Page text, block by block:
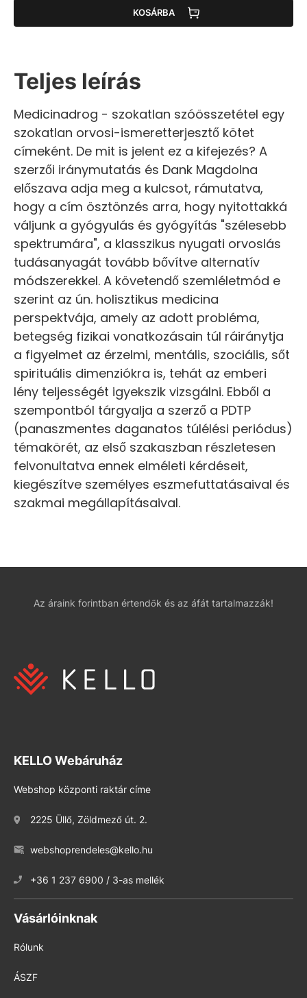
KOSÁRBA
Teljes leírás
Medicinadrog - szokatlan szóösszetétel egy
szokatlan orvosi-ismeretterjesztő kötet
címeként. De mit is jelent ez a kifejezés? A
szerzői iránymutatás és Dank Magdolna
előszava adja meg a kulcsot, rámutatva,
hogy a cím ösztönzés arra, hogy nyitottakká
váljunk a gyógyulás és gyógyítás "szélesebb
spektrumára", a klasszikus nyugati orvoslás
tudásanyagát tovább bővítve alternatív
módszerekkel. A követendő szemléletmód e
szerint az ún. holisztikus medicina
perspektvája, amely az adott probléma,
betegség fizikai vonatkozásain túl ráiránytja
a figyelmet az érzelmi, mentális, szociális, sőt
spirituális dimenziókra is, tehát az emberi
lény teljességét igyekszik vizsgálni. Ebből a
szempontból tárgyalja a szerző a PDTP
(panaszmentes daganatos túlélési periódus)
témakörét, az első szakaszban részletesen
felvonultatva ennek elméleti kérdéseit,
kiegészítve személyes eszmefuttatásaival és
szakmai megállapításaival.
Az áraink forintban értendők és az áfát tartalmazzák!
KELLO Webáruház
Webshop központi raktár címe
2225 Üllő, Zöldmező út. 2.
webshoprendeles@kello.hu
+36 1 237 6900 / 3-as mellék
Vásárlóinknak
Rólunk
ÁSZF